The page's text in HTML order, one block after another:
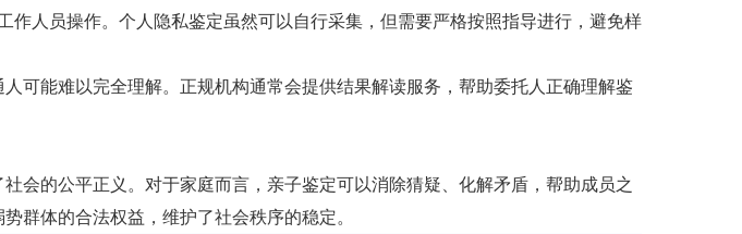
人员操作。个人隐私鉴定虽然可以自行采集，但需要严格按照指导进行，避免样
可能难以完全理解。正规机构通常会提供结果解读服务，帮助委托人正确理解鉴
会的公平正义。对于家庭而言，亲子鉴定可以消除猜疑、化解矛盾，帮助成员之
群体的合法权益，维护了社会秩序的稳定。